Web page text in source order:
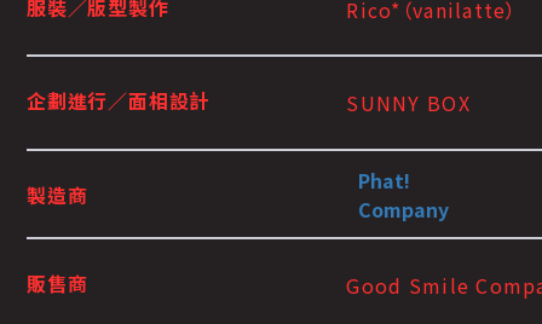
服裝／版型製作 Rico*（vanilatte）
企劃進行／面相設計 SUNNY BOX
製造商
Phat!
Company
販售商 Good Smile